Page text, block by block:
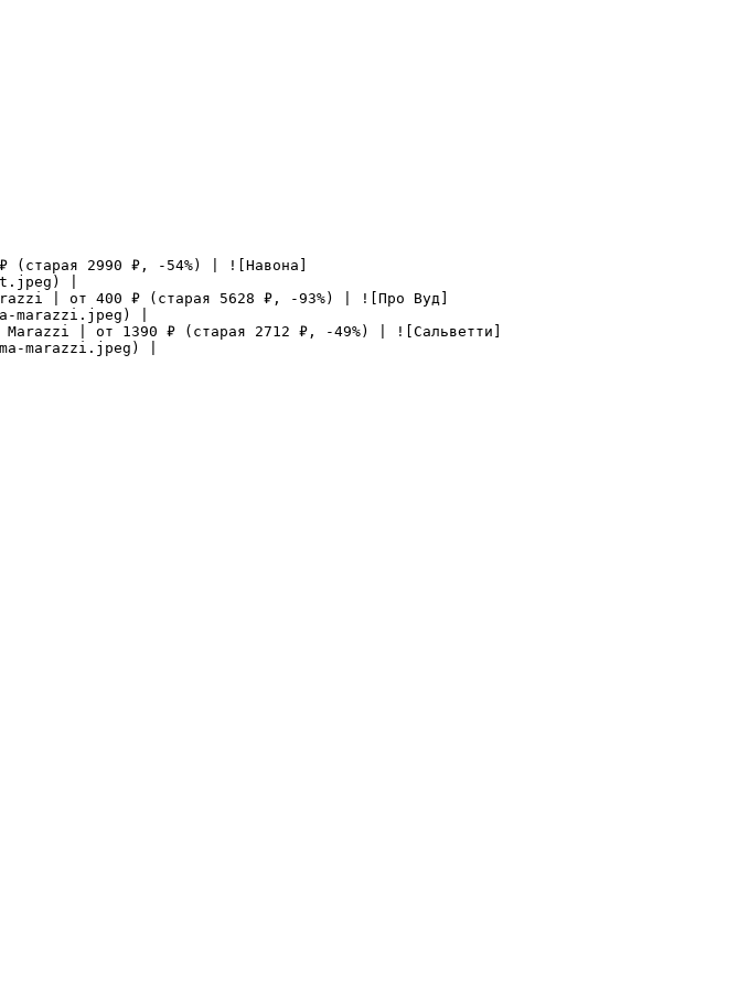
2990 ₽, -54%) | ![Навона]
|
| от 400 ₽ (старая 5628 ₽, -93%) | ![Про Вуд]
marazzi.jpeg) |
| от 1390 ₽ (старая 2712 ₽, -49%) | ![Сальветти]
marazzi.jpeg) |